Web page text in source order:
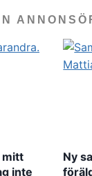
mitt
inte
Ny